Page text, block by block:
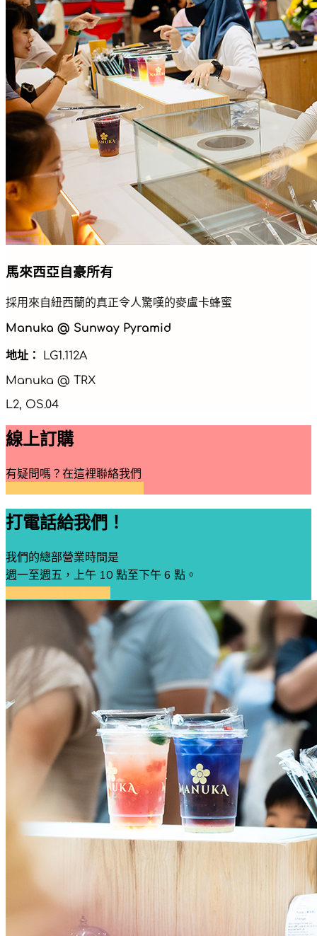
馬來西亞自豪所有
採用來自紐西蘭的真正令人驚嘆的麥盧卡蜂蜜
Manuka @ Sunway Pyramid
地址：
LG1.112A
Manuka @ TRX
L2, OS.04
線上訂購
有疑問嗎？在這裡聯絡我們
打電話給我們！
我們的總部營業時間是
週一至週五，上午 10 點至下午 6 點。